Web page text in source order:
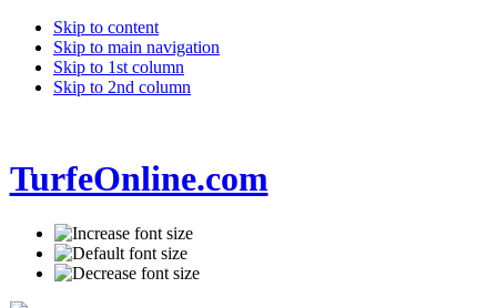
Skip to content
Skip to main navigation
Skip to 1st column
Skip to 2nd column
TurfeOnline.com